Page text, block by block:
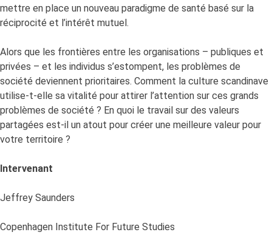
mettre en place un nouveau paradigme de santé basé sur la
réciprocité et l’intérêt mutuel.
Alors que les frontières entre les organisations – publiques et
privées – et les individus s’estompent, les problèmes de
société deviennent prioritaires. Comment la culture scandinave
utilise-t-elle sa vitalité pour attirer l’attention sur ces grands
problèmes de société ? En quoi le travail sur des valeurs
partagées est-il un atout pour créer une meilleure valeur pour
votre territoire ?
Intervenant
Jeffrey Saunders
Copenhagen Institute For Future Studies